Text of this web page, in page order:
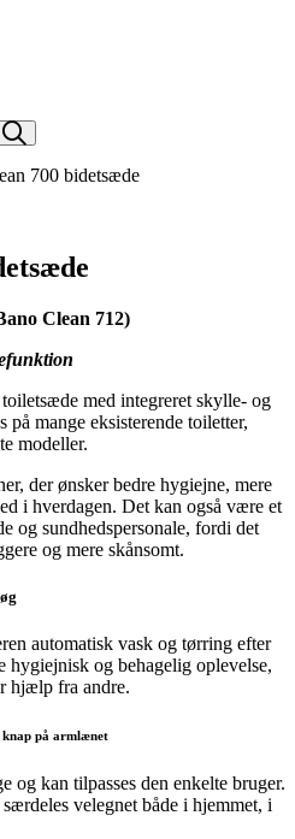
700 bidetsæde
Clean 712)
med integreret skylle- og
mange eksisterende toiletter,
modeller.
der ønsker bedre hygiejne, mere
i hverdagen. Det kan også være et
og sundhedspersonale, fordi det
og mere skånsomt.
automatisk vask og tørring efter
hygiejnisk og behagelig oplevelse,
hjælp fra andre.
knap på armlænet
og kan tilpasses den enkelte bruger.
velegnet både i hjemmet, i